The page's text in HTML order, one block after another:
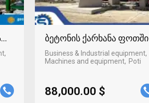
ბეტონის ქარხანა ფოთში
Business & Industrial equipment,
Machines and equipment
Poti
88,000.00 $